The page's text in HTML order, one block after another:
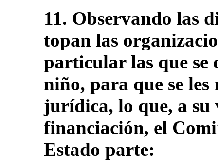
11. Observando las
topan las
particular las que se
niño, para que se les
jurídica, lo que, a su
financiación, el
Estado parte: